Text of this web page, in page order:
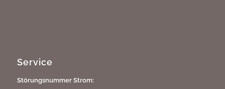
Service
Störungsnummer Strom: